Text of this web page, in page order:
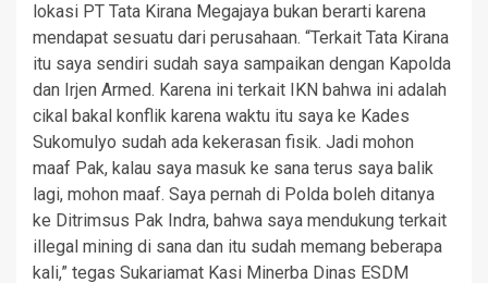
lokasi PT Tata Kirana Megajaya bukan berarti karena
mendapat sesuatu dari perusahaan. “Terkait Tata Kirana
itu saya sendiri sudah saya sampaikan dengan Kapolda
dan Irjen Armed. Karena ini terkait IKN bahwa ini adalah
cikal bakal konflik karena waktu itu saya ke Kades
Sukomulyo sudah ada kekerasan fisik. Jadi mohon
maaf Pak, kalau saya masuk ke sana terus saya balik
lagi, mohon maaf. Saya pernah di Polda boleh ditanya
ke Ditrimsus Pak Indra, bahwa saya mendukung terkait
illegal mining di sana dan itu sudah memang beberapa
kali,” tegas Sukariamat Kasi Minerba Dinas ESDM